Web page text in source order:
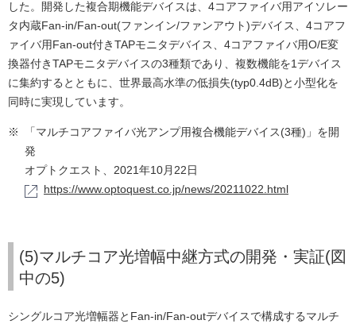
した。開発した複合期機能デバイスは、4コアファイバ用アイソレー
タ内蔵Fan-in/Fan-out(ファンイン/ファンアウト)デバイス、4コアフ
ァイバ用Fan-out付きTAPモニタデバイス、4コアファイバ用O/E変
換器付きTAPモニタデバイスの3種類であり、複数機能を1デバイス
に集約するとともに、世界最高水準の低損失(typ0.4dB)と小型化を
同時に実現しています。
※
「マルチコアファイバ光アンプ用複合機能デバイス(3種)」を開
発
オプトクエスト、2021年10月22日
https://www.optoquest.co.jp/news/20211022.html
(5)マルチコア光増幅中継方式の開発・実証(図
中の5)
シングルコア光増幅器とFan-in/Fan-outデバイスで構成するマルチ